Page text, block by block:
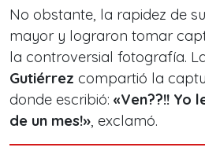
No obstante, la rapidez de
mayor y lograron tomar
la controversial fotografía.
Gutiérrez compartió la
donde escribió: «Ven??!! Yo
de un mes!», exclamó.